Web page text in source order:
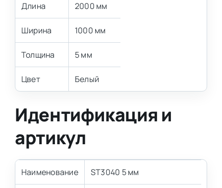
Длина 2000 мм
Ширина 1000 мм
Толщина 5 мм
Цвет Белый
Идентификация и
артикул
Наименование ST3040 5 мм